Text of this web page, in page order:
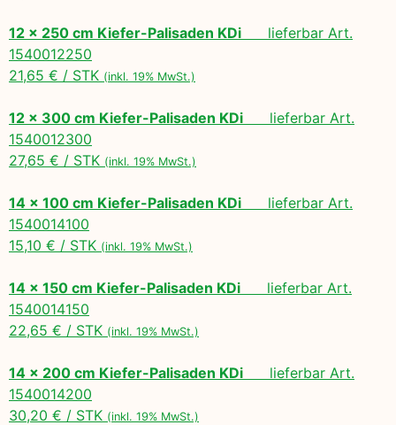
12 x 250 cm Kiefer-Palisaden KDi lieferbar Art.
1540012250
21,65 € / STK (inkl. 19% MwSt.)
12 x 300 cm Kiefer-Palisaden KDi lieferbar Art.
1540012300
27,65 € / STK (inkl. 19% MwSt.)
14 x 100 cm Kiefer-Palisaden KDi lieferbar Art.
1540014100
15,10 € / STK (inkl. 19% MwSt.)
14 x 150 cm Kiefer-Palisaden KDi lieferbar Art.
1540014150
22,65 € / STK (inkl. 19% MwSt.)
14 x 200 cm Kiefer-Palisaden KDi lieferbar Art.
1540014200
30,20 € / STK (inkl. 19% MwSt.)